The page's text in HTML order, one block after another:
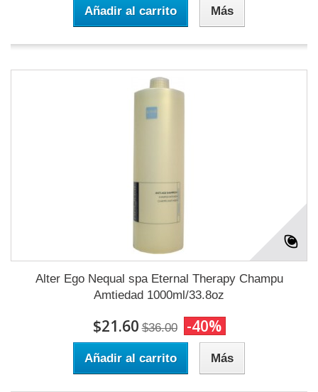
Añadir al carrito Más
Alter Ego Nequal spa Eternal Therapy Champu
Amtiedad 1000ml/33.8oz
$21.60 $36.00 -40%
Añadir al carrito Más